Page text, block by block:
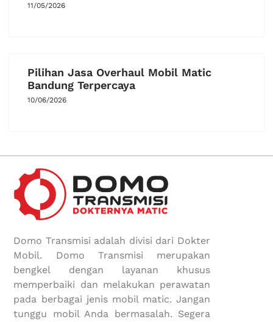
11/05/2026
Pilihan Jasa Overhaul Mobil Matic
Bandung Terpercaya
10/06/2026
Domo Transmisi adalah divisi dari Dokter
Mobil. Domo Transmisi merupakan
bengkel dengan layanan khusus
memperbaiki dan melakukan perawatan
pada berbagai jenis mobil matic. Jangan
tunggu mobil Anda bermasalah. Segera